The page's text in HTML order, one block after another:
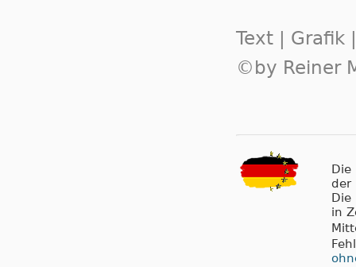
Text | Grafik
©by Reiner
Die
der
Die
in